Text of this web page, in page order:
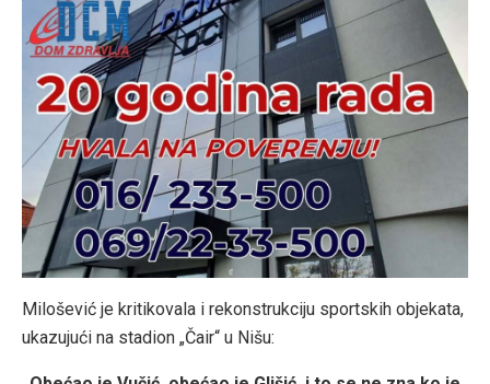
Milošević je kritikovala i rekonstrukciju sportskih objekata,
ukazujući na stadion „Čair“ u Nišu: